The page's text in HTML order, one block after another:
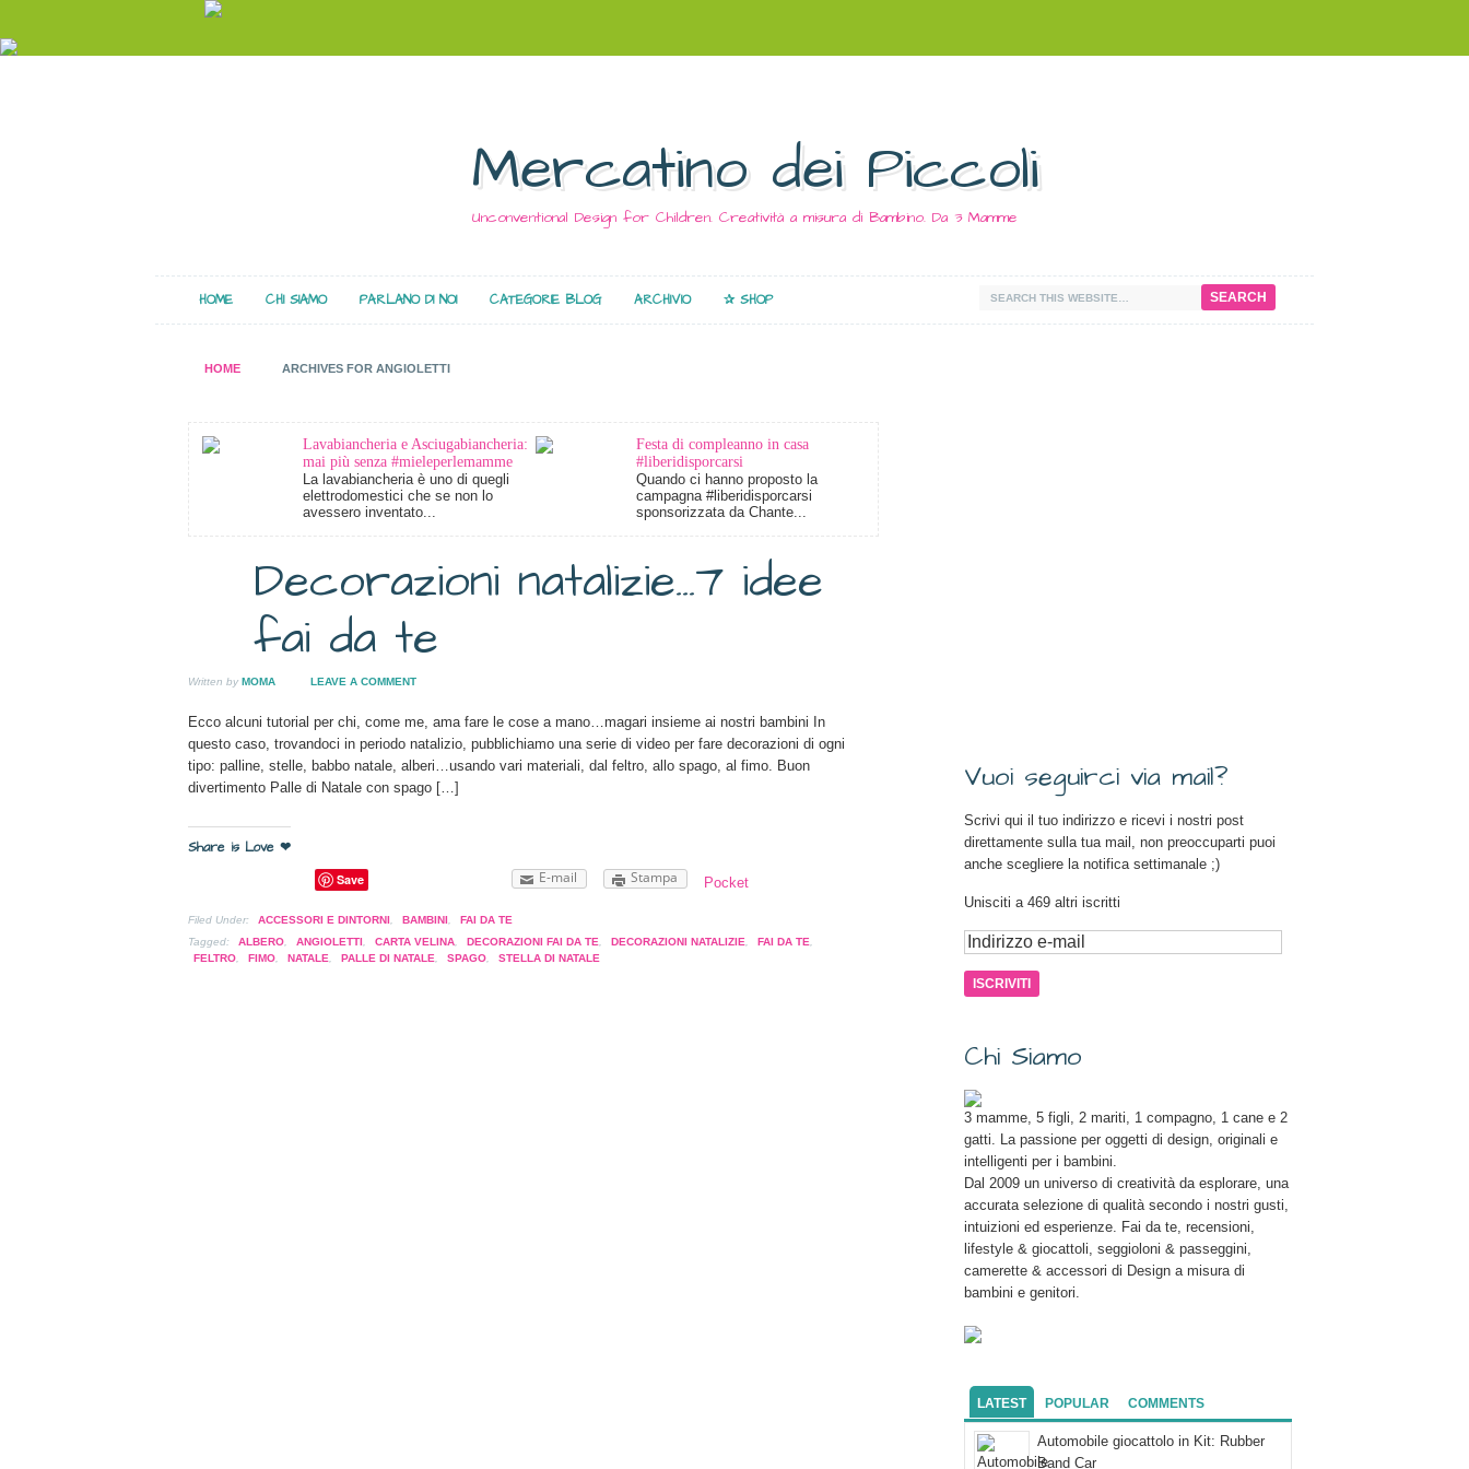
Mercatino dei Piccoli
Unconventional Design for Children. Creatività a misura di Bambino. Da 3 Mamme
HOME CHI SIAMO PARLANO DI NOI CATEGORIE BLOG ARCHIVIO ✰ SHOP
HOME ARCHIVES FOR ANGIOLETTI
Lavabiancheria e Asciugabiancheria:
mai più senza #mieleperlemamme
La lavabiancheria è uno di quegli
elettrodomestici che se non lo
avessero inventato...
Festa di compleanno in casa
#liberidisporcarsi
Quando ci hanno proposto la
campagna #liberidisporcarsi
sponsorizzata da Chante...
Decorazioni natalizie…7 idee
fai da te
Written by MOMA LEAVE A COMMENT
Ecco alcuni tutorial per chi, come me, ama fare le cose a mano…magari insieme ai nostri bambini In
questo caso, trovandoci in periodo natalizio, pubblichiamo una serie di video per fare decorazioni di ogni
tipo: palline, stelle, babbo natale, alberi…usando vari materiali, dal feltro, allo spago, al fimo. Buon
divertimento Palle di Natale con spago […]
Share is Love ❤
Save E-mail Stampa Pocket
Filed Under: ACCESSORI E DINTORNI BAMBINI
FAI DA TE
Tagged:
ALBERO ANGIOLETTI CARTA VELINA DECORAZIONI FAI DA TE DECORAZIONI NATALIZIE FAI DA TE
FELTRO
FIMO NATALE PALLE DI NATALE SPAGO STELLA DI NATALE
Vuoi seguirci via mail?
Scrivi qui il tuo indirizzo e ricevi i nostri post
direttamente sulla tua mail, non preoccuparti puoi
anche scegliere la notifica settimanale ;)
Unisciti a 469 altri iscritti
Chi Siamo
3 mamme, 5 figli, 2 mariti, 1 compagno, 1 cane e 2
gatti. La passione per oggetti di design, originali e
intelligenti per i bambini.
Dal 2009 un universo di creatività da esplorare, una
accurata selezione di qualità secondo i nostri gusti,
intuizioni ed esperienze. Fai da te, recensioni,
lifestyle & giocattoli, seggioloni & passeggini,
camerette & accessori di Design a misura di
bambini e genitori.
LATEST POPULAR COMMENTS
Automobile giocattolo in Kit: Rubber
Band Car